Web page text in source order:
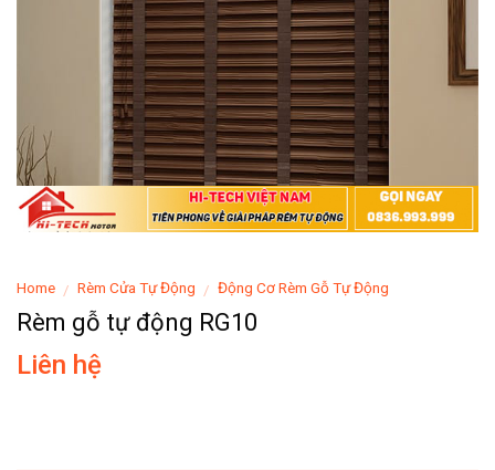
Home / Rèm Cửa Tự Động / Động Cơ Rèm Gỗ Tự Động
Rèm gỗ tự động RG10
Liên hệ